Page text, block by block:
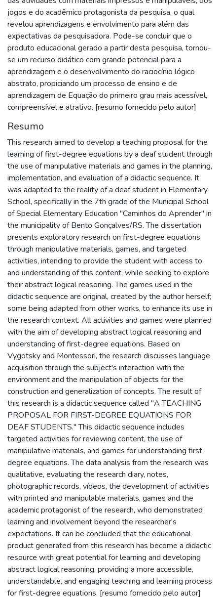
jogos e do acadêmico protagonista da pesquisa, o qual
revelou aprendizagens e envolvimento para além das
expectativas da pesquisadora. Pode-se concluir que o
produto educacional gerado a partir desta pesquisa, tornou-
se um recurso didático com grande potencial para a
aprendizagem e o desenvolvimento do raciocínio lógico
abstrato, propiciando um processo de ensino e de
aprendizagem de Equação do primeiro grau mais acessível,
compreensível e atrativo. [resumo fornecido pelo autor]
Resumo
This research aimed to develop a teaching proposal for the
learning of first-degree equations by a deaf student through
the use of manipulative materials and games in the planning,
implementation, and evaluation of a didactic sequence. It
was adapted to the reality of a deaf student in Elementary
School, specifically in the 7th grade of the Municipal School
of Special Elementary Education "Caminhos do Aprender" in
the municipality of Bento Gonçalves/RS. The dissertation
presents exploratory research on first-degree equations
through manipulative materials, games, and targeted
activities, intending to provide the student with access to
and understanding of this content, while seeking to explore
their abstract logical reasoning. The games used in the
didactic sequence are original, created by the author herself;
some being adapted from other works, to enhance its use in
the research context. All activities and games were planned
with the aim of developing abstract logical reasoning and
understanding of first-degree equations. Based on
Vygotsky and Montessori, the research discusses language
acquisition through the subject's interaction with the
environment and the manipulation of objects for the
construction and generalization of concepts. The result of
this research is a didactic sequence called "A TEACHING
PROPOSAL FOR FIRST-DEGREE EQUATIONS FOR
DEAF STUDENTS." This didactic sequence includes
targeted activities for reviewing content, the use of
manipulative materials, and games for understanding first-
degree equations. The data analysis from the research was
qualitative, evaluating the research diary, notes,
photographic records, vídeos, the development of activities
with printed and manipulable materials, games and the
academic protagonist of the research, who demonstrated
learning and involvement beyond the researcher's
expectations. It can be concluded that the educational
product generated from this research has become a didactic
resource with great potential for learning and developing
abstract logical reasoning, providing a more accessible,
understandable, and engaging teaching and learning process
for first-degree equations. [resumo fornecido pelo autor]